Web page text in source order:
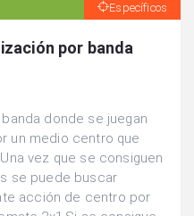
Específicos
por banda
donde se juegan
un medio centro que
vez que se consiguen
se puede buscar
acción de centro por